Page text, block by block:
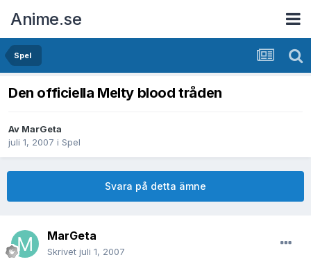
Anime.se
Spel
Den officiella Melty blood tråden
Av MarGeta
juli 1, 2007 i Spel
Svara på detta ämne
MarGeta
Skrivet juli 1, 2007